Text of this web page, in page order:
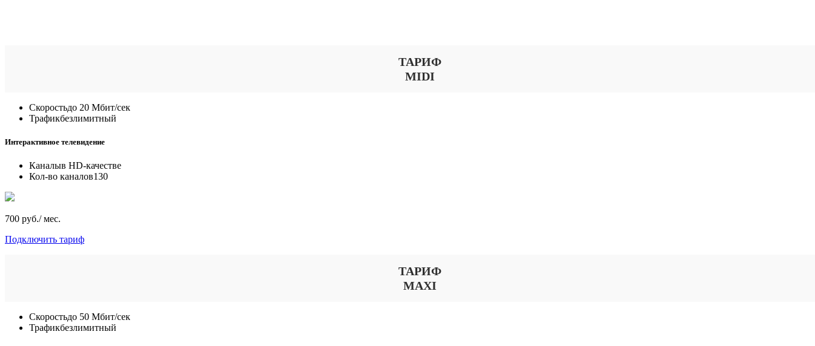
ТАРИФ
MIDI
Скоростьдо 20 Мбит/сек
Трафикбезлимитный
Интерактивное телевидение
Каналыв HD-качестве
Кол-во каналов130
700 руб./ мес.
Подключить тариф
ТАРИФ
MAXI
Скоростьдо 50 Мбит/сек
Трафикбезлимитный